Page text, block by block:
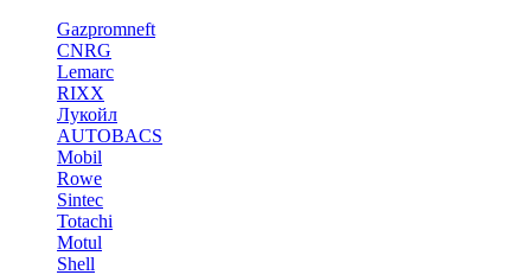
Gazpromneft
CNRG
Lemarc
RIXX
Лукойл
AUTOBACS
Mobil
Rowe
Sintec
Totachi
Motul
Shell